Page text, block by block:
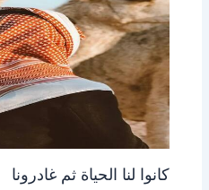
كانوا لنا الحياة ثم غادرونا